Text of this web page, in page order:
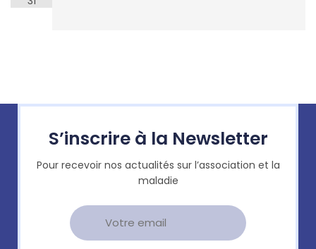
S’inscrire à la Newsletter
Pour recevoir nos actualités sur l’association et la
maladie